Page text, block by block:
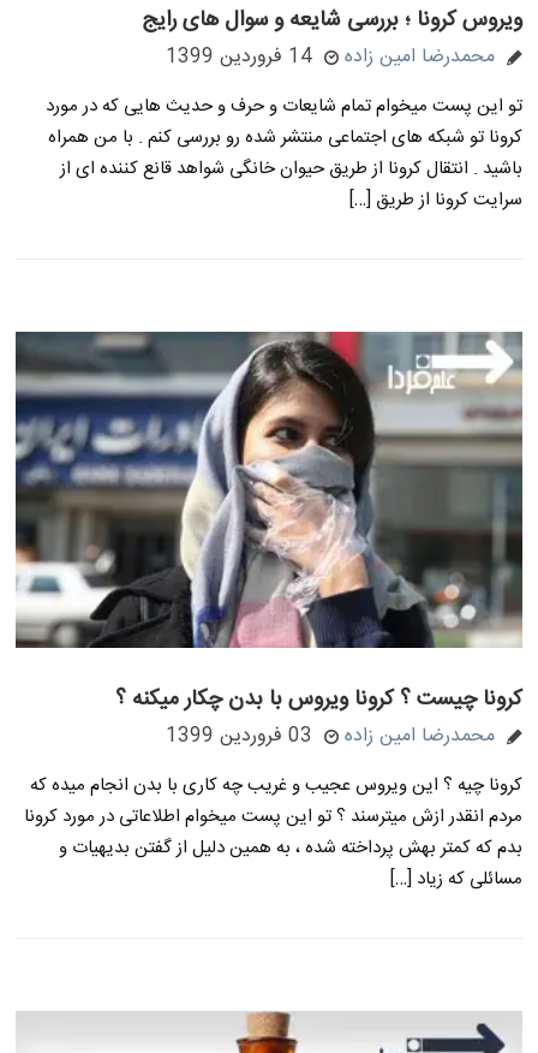
ویروس کرونا ؛ بررسی شایعه و سوال های رایج
محمدرضا امین زاده 14 فروردین 1399
تو این پست میخوام تمام شایعات و حرف و حدیث هایی که در مورد
کرونا تو شبکه های اجتماعی منتشر شده رو بررسی کنم . با من همراه
باشید . انتقال کرونا از طریق حیوان خانگی شواهد قانع کننده ای از
سرایت کرونا از طریق […]
کرونا چیست ؟ کرونا ویروس با بدن چکار میکنه ؟
محمدرضا امین زاده 03 فروردین 1399
کرونا چیه ؟ این ویروس عجیب و غریب چه کاری با بدن انجام میده که
مردم انقدر ازش میترسند ؟ تو این پست میخوام اطلاعاتی در مورد کرونا
بدم که کمتر بهش پرداخته شده ، به همین دلیل از گفتن بدیهیات و
مسائلی که زیاد […]